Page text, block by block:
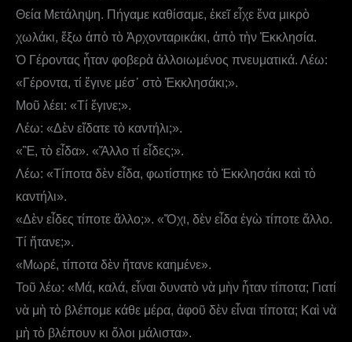
Θεία Μετάληψη. Πήγαμε καθίσαμε, ἐκεῖ εἶχε ἕνα μικρὸ
χωλάκι, ἔξω ἀπὸ τὸ Ἀρχονταρικάκι, ἀπὸ τὴν Ἐκκλησία.
Ὁ Γέροντας ἦταν φοβερὰ ἀλλοιωμένος πνευματικά. Λέω:
«Γέροντα, τί ἔγινε μέσ᾿ στὸ Ἐκκλησάκι;».
Μοῦ λέει: «Τί ἔγινε;».
Λέω: «Δὲν εἴδατε τὸ καντήλι;».
«Ἒ, τὸ εἶδα». «Ἄλλο τί εἶδες;».
Λέω: «Τίποτα δὲν εἶδα, φωτίστηκε τὸ Ἐκκλησάκι καὶ τὸ
καντήλι».
«Δὲν εἶδες τίποτε ἄλλο;». «Ὄχι, δὲν εἶδα ἐγὼ τίποτε ἄλλο.
Τί ἤτανε;».
«Μωρέ, τίποτα δὲν ἤτανε καημένε».
Τοῦ λέω: «Μά, καλά, εἶναι δυνατὸ νὰ μὴν ἦταν τίποτα; Γιατί
νὰ μὴ τὸ βλέπομε κάθε μέρα, ἀφοῦ δὲν εἶναι τίποτα; Καὶ νὰ
μὴ τὸ βλέπουν κι ὅλοι μάλιστα».